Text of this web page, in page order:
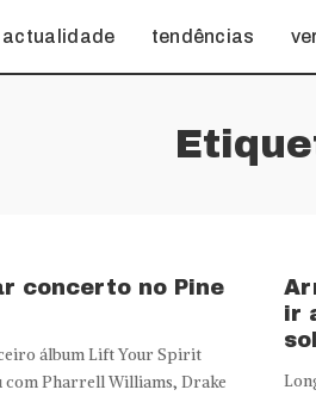
actualidade tendências
concerto no Pine
álbum Lift Your Spirit
com Pharrell Williams, Drake
ir
sol